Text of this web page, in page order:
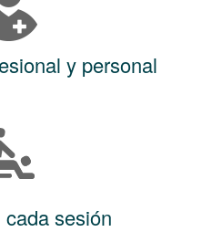
y personal
sesión